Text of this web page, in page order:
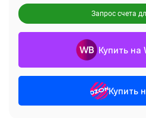
Запрос счета
Купить на
Купить